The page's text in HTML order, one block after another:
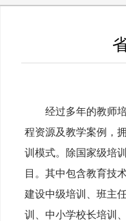
经过多年的教师
程资源及教学案例，
训模式。除国家级培
目。其中包含教育技
建设中级培训、班主
训、中小学校长培训